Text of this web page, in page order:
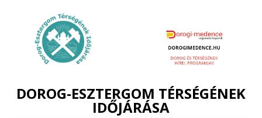
DOROG-ESZTERGOM TÉRSÉGÉNEK
IDŐJÁRÁSA